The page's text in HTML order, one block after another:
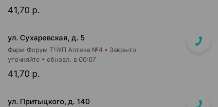
41,70 р.
ул. Сухаревская, д. 5
Фарм Форум ТЧУП Аптека №4 Закрыто
41,70 р.
уточняйте обновл. в 00:07
ул. Притыцкого, д. 140